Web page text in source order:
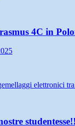
4C in
elettronici